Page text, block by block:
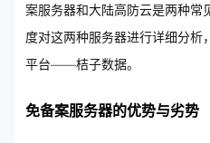
案服务器和大陆高防云是两种常
度对这两种服务器进行详细分析
平台——桔子数据。
免备案服务器的优势与劣势